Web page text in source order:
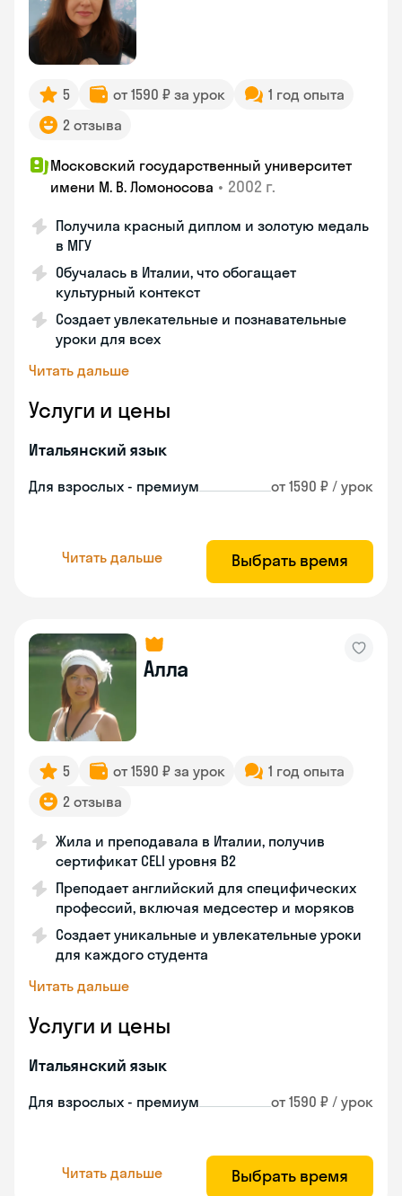
5 от 1590 ₽ за урок
1 год опыта
2 отзыва
Московский государственный университет
имени М. В. Ломоносова • 2002 г.
Получила красный диплом и золотую медаль
в МГУ
Обучалась в Италии, что обогащает
культурный контекст
Создает увлекательные и познавательные
уроки для всех
Читать дальше
Услуги и цены
Итальянский язык
Для взрослых - премиум от 1590 ₽ / урок
Читать дальше Выбрать время
Алла
5 от 1590 ₽ за урок
1 год опыта
2 отзыва
Жила и преподавала в Италии, получив
сертификат CELI уровня В2
Преподает английский для специфических
профессий, включая медсестер и моряков
Создает уникальные и увлекательные уроки
для каждого студента
Читать дальше
Услуги и цены
Итальянский язык
Для взрослых - премиум от 1590 ₽ / урок
Читать дальше Выбрать время